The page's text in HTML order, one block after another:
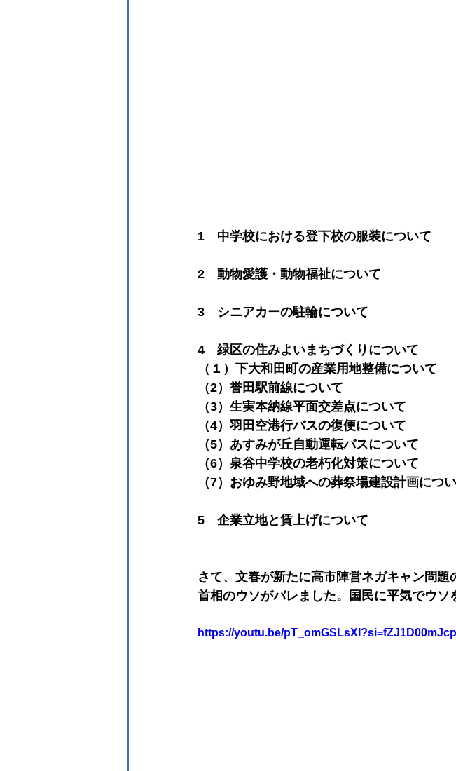
1　中学校における登下校の服装について
2　動物愛護・動物福祉について
3　シニアカーの駐輪について
4　緑区の住みよいまちづくりについて
（１）下大和田町の産業用地整備について
（2）誉田駅前線について
（3）生実本納線平面交差点について
（4）羽田空港行バスの復便について
（5）あすみが丘自動運転バスについて
（6）泉谷中学校の老朽化対策について
（7）おゆみ野地域への葬祭場建設計画につ
5　企業立地と賃上げについて
さて、文春が新たに高市陣営ネガキャン問
首相のウソがバレました。国民に平気でウソ
https://youtu.be/